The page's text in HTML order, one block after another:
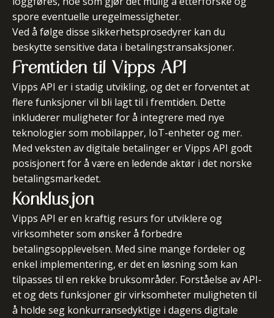
spore eventuelle uregelmessigheter.
Ved å følge disse sikkerhetsprosedyrer kan du
beskytte sensitive data i betalingstransaksjoner.
Fremtiden til Vipps API
Vipps API er i stadig utvikling, og det er forventet at
flere funksjoner vil bli lagt til i fremtiden. Dette
inkluderer muligheter for å integrere med nye
teknologier som mobilapper, IoT-enheter og mer.
Med veksten av digitale betalinger er Vipps API godt
posisjonert for å være en ledende aktør i det norske
betalingsmarkedet.
Konklusjon
Vipps API er en kraftig resurs for utviklere og
virksomheter som ønsker å forbedre
betalingsopplevelsen. Med sine mange fordeler og
enkel implementering, er det en løsning som kan
tilpasses til en rekke bruksområder. Forståelse av API-
et og dets funksjoner gir virksomheter muligheten til
å holde seg konkurransedyktige i dagens digitale